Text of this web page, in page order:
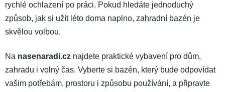
rychlé ochlazení po práci. Pokud hledáte jednoduchý
způsob, jak si užít léto doma naplno, zahradní bazén je
skvělou volbou.
Na nasenaradi.cz najdete praktické vybavení pro dům,
zahradu i volný čas. Vyberte si bazén, který bude odpovídat
vašim potřebám, prostoru i způsobu používání, a připravte